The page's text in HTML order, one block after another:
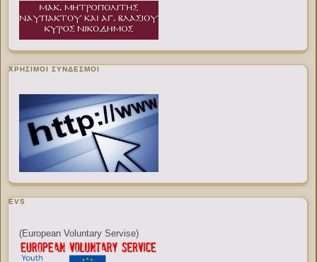
ΧΡΉΣΙΜΟΙ ΣΎΝΔΕΣΜΟΙ
EVS
(European Voluntary Servise)